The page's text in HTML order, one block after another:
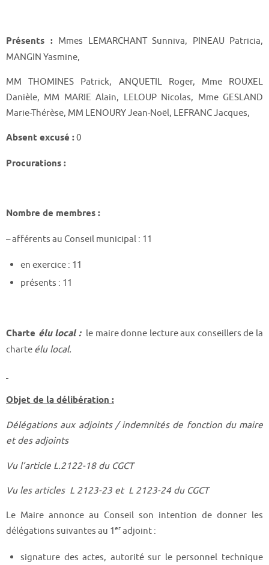
Présents : Mmes LEMARCHANT Sunniva, PINEAU Patricia,
MANGIN Yasmine,
MM THOMINES Patrick, ANQUETIL Roger, Mme ROUXEL
Danièle, MM MARIE Alain, LELOUP Nicolas, Mme GESLAND
Marie-Thérèse, MM LENOURY Jean-Noël, LEFRANC Jacques,
Absent excusé :0
Procurations :
Nombre de membres :
– afférents au Conseil municipal : 11
en exercice : 11
présents : 11
Charte élu local : le maire donne lecture aux conseillers de la
charte élu local.
Objet de la délibération :
Délégations aux adjoints / indemnités de fonction du maire
et des adjoints
Vu l’article L.2122-18 du CGCT
Vu les articles L 2123-23 et L 2123-24 du CGCT
Le Maire annonce au Conseil son intention de donner les
délégations suivantes au 1er adjoint :
signature des actes, autorité sur le personnel technique